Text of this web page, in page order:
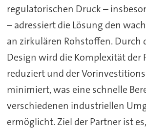
regulatorischen Druck –
– adressiert die Lösung den
an zirkulären Rohstoffen. Durch
Design wird die Komplexität der
reduziert und der
minimiert, was eine schnelle
verschiedenen industriellen
ermöglicht. Ziel der Partner ist